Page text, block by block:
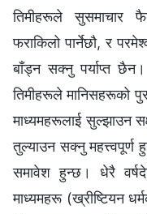
तिमीहरूले सुसमाचार
फराकिलो पार्नेछौ, र
बाँड्न सक्‍नु पर्याप्त छैन।
तिमीहरूले मानिसहरूको
माध्यमहरूलाई सुल्झाउन
तुल्याउन सक्‍नु महत्त्वपूर्ण
समावेश हुन्छ। धेरै
माध्यमहरू (ख्रीष्टियन